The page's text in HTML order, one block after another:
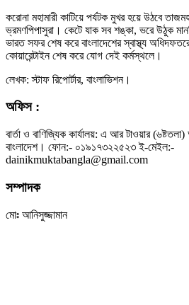
করোনা মহামারী কাটিয়ে পর্যটক মুখর হয়ে উঠবে
ভ্রমণপিপাসুরা। কেটে যাক সব শঙ্কা, ভরে উঠুক
ভারত সফর শেষ করে বাংলাদেশের স্বাস্থ্য
কোয়ারেন্টাইন শেষ করে যোগ দেই কর্মস্থলে।
লেখক: স্টাফ রিপোর্টার, বাংলাভিশন।
অফিস :
বার্তা ও বাণিজ্যিক কার্যালয়: এ আর টাওয়ার
বাংলাদেশ। ফোন:- ০১৯১৭৩২২৫২৩ ই-মেইল:-
dainikmuktabangla@gmail.com
সম্পাদক
মোঃ আনিসুজ্জামান